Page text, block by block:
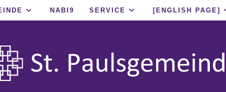
NABI9 SERVICE [ENGLISH PAGE]